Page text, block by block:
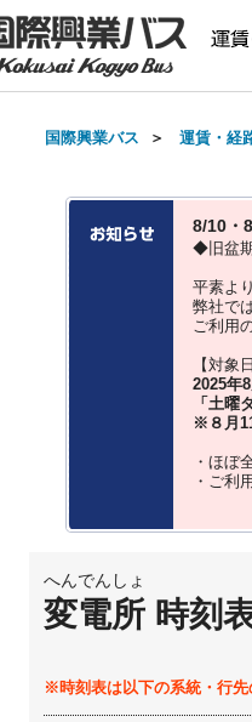
国際興業バス ＞ 運賃・経
8/10・
◆旧盆
平素よ
弊社で
ご利用
【対象
2025年
「土曜
※８月
・ほぼ
・ご利
へんでんしょ
変電所 時刻
※時刻表は以下の系統・行